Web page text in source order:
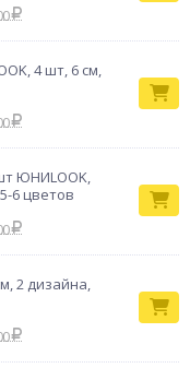
4 шт, 6 см,
ЮНИLOOK,
6 цветов
2 дизайна,